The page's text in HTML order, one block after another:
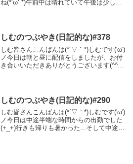
ね(*‘ω‘ *)午前中は晴れていて午後は少し天
しむのつぶやき(日記的な)#378
しむ皆さんこんばんは(*´▽｀*)しむです('ω')
ノ今日は朝と昼に配信をしましたが、お付
き合いいただきありがとうございます(^^♪
しむのつぶやき(日記的な)#290
しむ皆さんこんばんは(*´▽｀*)しむです('ω')
ノ今日は中途半端な時間からの出勤でした
(+_+)行きも帰りも暑かった...そして中途半